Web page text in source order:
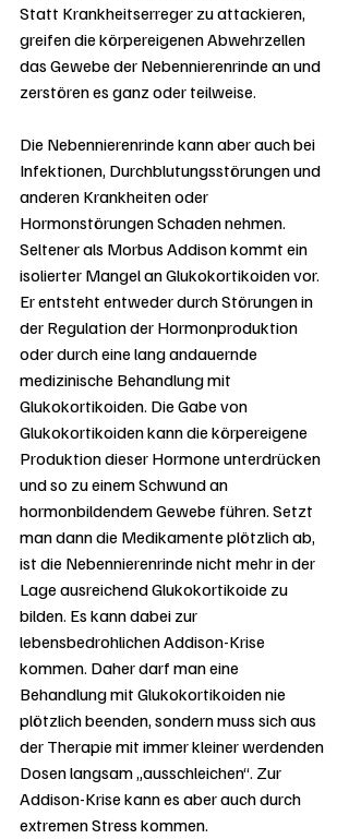
Statt Krankheitserreger zu attackieren,
greifen die körpereigenen Abwehrzellen
das Gewebe der Nebennierenrinde an und
zerstören es ganz oder teilweise.
Die Nebennierenrinde kann aber auch bei
Infektionen, Durchblutungsstörungen und
anderen Krankheiten oder
Hormonstörungen Schaden nehmen.
Seltener als Morbus Addison kommt ein
isolierter Mangel an Glukokortikoiden vor.
Er entsteht entweder durch Störungen in
der Regulation der Hormonproduktion
oder durch eine lang andauernde
medizinische Behandlung mit
Glukokortikoiden. Die Gabe von
Glukokortikoiden kann die körpereigene
Produktion dieser Hormone unterdrücken
und so zu einem Schwund an
hormonbildendem Gewebe führen. Setzt
man dann die Medikamente plötzlich ab,
ist die Nebennierenrinde nicht mehr in der
Lage ausreichend Glukokortikoide zu
bilden. Es kann dabei zur
lebensbedrohlichen Addison-Krise
kommen. Daher darf man eine
Behandlung mit Glukokortikoiden nie
plötzlich beenden, sondern muss sich aus
der Therapie mit immer kleiner werdenden
Dosen langsam „ausschleichen“. Zur
Addison-Krise kann es aber auch durch
extremen Stress kommen.